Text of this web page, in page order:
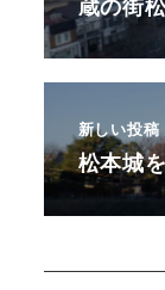
新しい投稿
松本城